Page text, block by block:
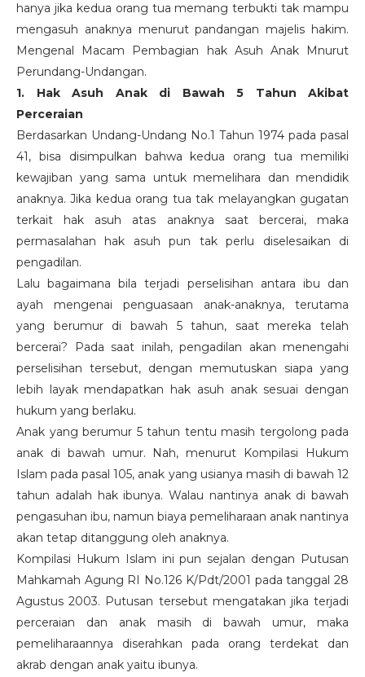
hanya jika kedua orang tua memang terbukti tak mampu
mengasuh anaknya menurut pandangan majelis hakim.
Mengenal Macam Pembagian hak Asuh Anak Mnurut
Perundang-Undangan.
1. Hak Asuh Anak di Bawah 5 Tahun Akibat
Perceraian
Berdasarkan Undang-Undang No.1 Tahun 1974 pada pasal
41, bisa disimpulkan bahwa kedua orang tua memiliki
kewajiban yang sama untuk memelihara dan mendidik
anaknya. Jika kedua orang tua tak melayangkan gugatan
terkait hak asuh atas anaknya saat bercerai, maka
permasalahan hak asuh pun tak perlu diselesaikan di
pengadilan.
Lalu bagaimana bila terjadi perselisihan antara ibu dan
ayah mengenai penguasaan anak-anaknya, terutama
yang berumur di bawah 5 tahun, saat mereka telah
bercerai? Pada saat inilah, pengadilan akan menengahi
perselisihan tersebut, dengan memutuskan siapa yang
lebih layak mendapatkan hak asuh anak sesuai dengan
hukum yang berlaku.
Anak yang berumur 5 tahun tentu masih tergolong pada
anak di bawah umur. Nah, menurut Kompilasi Hukum
Islam pada pasal 105, anak yang usianya masih di bawah 12
tahun adalah hak ibunya. Walau nantinya anak di bawah
pengasuhan ibu, namun biaya pemeliharaan anak nantinya
akan tetap ditanggung oleh anaknya.
Kompilasi Hukum Islam ini pun sejalan dengan Putusan
Mahkamah Agung RI No.126 K/Pdt/2001 pada tanggal 28
Agustus 2003. Putusan tersebut mengatakan jika terjadi
perceraian dan anak masih di bawah umur, maka
pemeliharaannya diserahkan pada orang terdekat dan
akrab dengan anak yaitu ibunya.